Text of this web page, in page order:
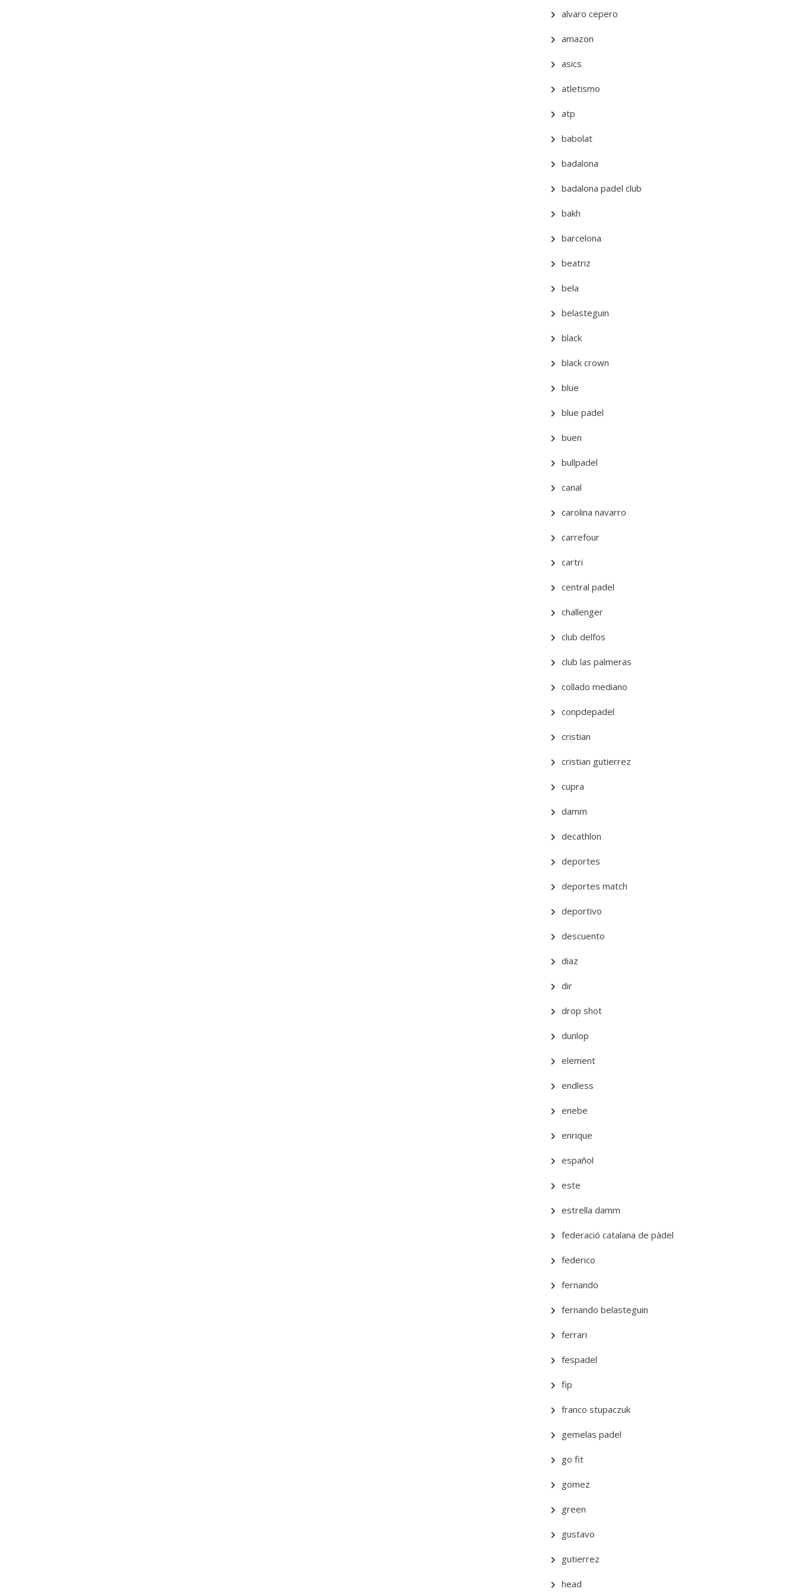
alvaro cepero
amazon
asics
atletismo
atp
babolat
badalona
badalona padel club
bakh
barcelona
beatriz
bela
belasteguin
black
black crown
blue
blue padel
buen
bullpadel
canal
carolina navarro
carrefour
cartri
central padel
challenger
club delfos
club las palmeras
collado mediano
conpdepadel
cristian
cristian gutierrez
cupra
damm
decathlon
deportes
deportes match
deportivo
descuento
diaz
dir
drop shot
dunlop
element
endless
enebe
enrique
español
este
estrella damm
federació catalana de pàdel
federico
fernando
fernando belasteguin
ferrari
fespadel
fip
franco stupaczuk
gemelas padel
go fit
gomez
green
gustavo
gutierrez
head